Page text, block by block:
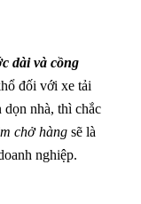
dài và cồng
đối với xe tải
dọn nhà, thì chắc
chở hàng sẽ là
nghiệp.